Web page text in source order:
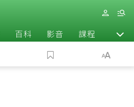
百科 影音 課程 退休